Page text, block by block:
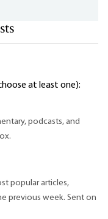
at least one):
podcasts, and
popular articles,
previous week. Sent on